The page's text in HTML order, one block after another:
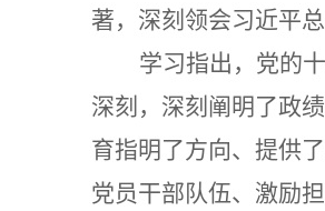
著，深刻领会习近平
学习指出， 党的
深刻，深刻阐明了政
育指明了方向、提供
党员干部队伍、激励